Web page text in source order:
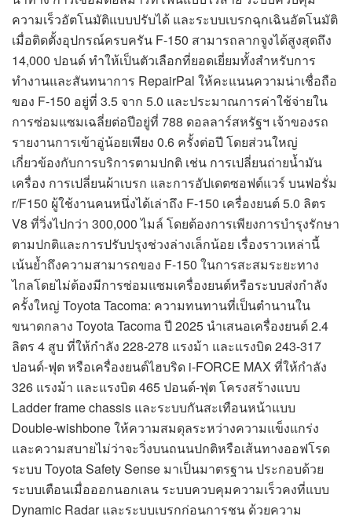
ความเร็วอัตโนมัติแบบปรับได้ และระบบเบรกฉุกเฉินอัตโนมัติ
เมื่อติดตั้งอุปกรณ์ครบครัน F-150 สามารถลากจูงได้สูงสุดถึง
14,000 ปอนด์ ทำให้เป็นตัวเลือกที่ยอดเยี่ยมทั้งสำหรับการ
ทำงานและสันทนาการ RepairPal ให้คะแนนความน่าเชื่อถือ
ของ F-150 อยู่ที่ 3.5 จาก 5.0 และประมาณการค่าใช้จ่ายใน
การซ่อมแซมเฉลี่ยต่อปีอยู่ที่ 788 ดอลลาร์สหรัฐฯ เจ้าของรถ
รายงานการเข้าอู่น้อยเพียง 0.6 ครั้งต่อปี โดยส่วนใหญ่
เกี่ยวข้องกับการบริการตามปกติ เช่น การเปลี่ยนถ่ายน้ำมัน
เครื่อง การเปลี่ยนผ้าเบรก และการอัปเดตซอฟต์แวร์ บนฟอรั่ม
r/F150 ผู้ใช้งานคนหนึ่งได้เล่าถึง F-150 เครื่องยนต์ 5.0 ลิตร
V8 ที่วิ่งไปกว่า 300,000 ไมล์ โดยต้องการเพียงการบำรุงรักษา
ตามปกติและการปรับปรุงช่วงล่างเล็กน้อย เรื่องราวเหล่านี้
เน้นย้ำถึงความสามารถของ F-150 ในการสะสมระยะทาง
ไกลโดยไม่ต้องมีการซ่อมแซมเครื่องยนต์หรือระบบส่งกำลัง
ครั้งใหญ่ Toyota Tacoma: ความทนทานที่เป็นตำนานใน
ขนาดกลาง Toyota Tacoma ปี 2025 นำเสนอเครื่องยนต์ 2.4
ลิตร 4 สูบ ที่ให้กำลัง 228-278 แรงม้า และแรงบิด 243-317
ปอนด์-ฟุต หรือเครื่องยนต์ไฮบริด i-FORCE MAX ที่ให้กำลัง
326 แรงม้า และแรงบิด 465 ปอนด์-ฟุต โครงสร้างแบบ
Ladder frame chassis และระบบกันสะเทือนหน้าแบบ
Double-wishbone ให้ความสมดุลระหว่างความแข็งแกร่ง
และความสบายไม่ว่าจะวิ่งบนถนนปกติหรือเส้นทางออฟโรด
ระบบ Toyota Safety Sense มาเป็นมาตรฐาน ประกอบด้วย
ระบบเตือนเมื่อออกนอกเลน ระบบควบคุมความเร็วคงที่แบบ
Dynamic Radar และระบบเบรกก่อนการชน ด้วยความ